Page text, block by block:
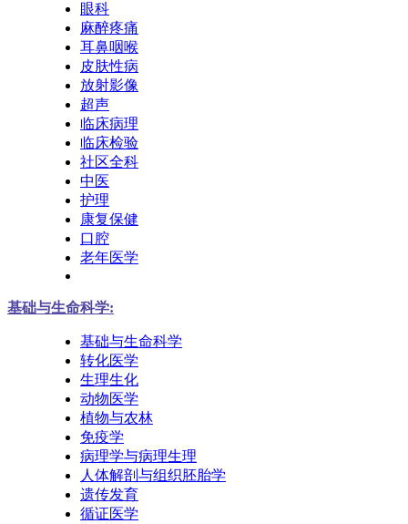
眼科
麻醉疼痛
耳鼻咽喉
皮肤性病
放射影像
超声
临床病理
临床检验
社区全科
中医
护理
康复保健
口腔
老年医学
基础与生命科学:
基础与生命科学
转化医学
生理生化
动物医学
植物与农林
免疫学
病理学与病理生理
人体解剖与组织胚胎学
遗传发育
循证医学